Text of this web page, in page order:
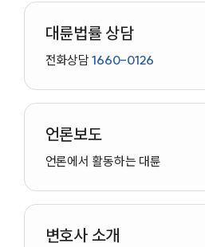
대륜법률 상담
전화상담1660-0126
언론보도
언론에서 활동하는 대륜
변호사 소개